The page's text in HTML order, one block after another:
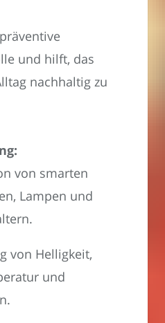
und hilft, das
nachhaltig zu
von smarten
Lampen und
von Helligkeit,
und